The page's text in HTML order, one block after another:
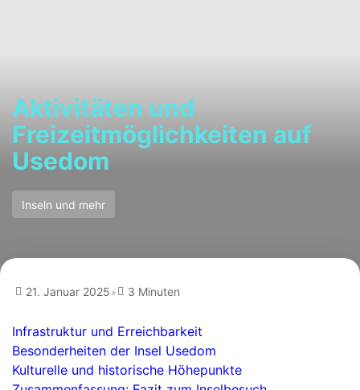
Aktivitäten und
Freizeitmöglichkeiten auf
Usedom
Inseln und mehr
21. Januar 2025• 3 Minuten
Infrastruktur und Erreichbarkeit
Besonderheiten der Insel Usedom
Kulturelle und historische Höhepunkte